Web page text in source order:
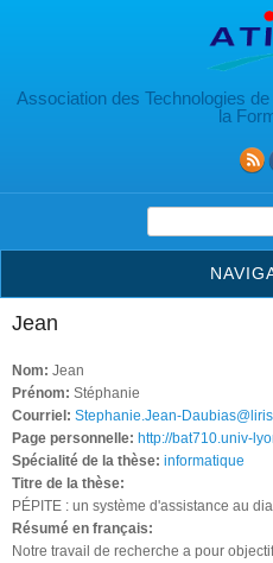
Association des Technologies de
la
Formulaire de
Jean
Nom: Jean
Prénom: Stéphanie
Courriel: Stephanie.Jean-
Page personnelle: http://bat710.univ-
Spécialité de la thèse: informatique
Titre de la thèse:
PÉPITE : un système d'assistance au
Résumé en français:
Notre travail de recherche a pour